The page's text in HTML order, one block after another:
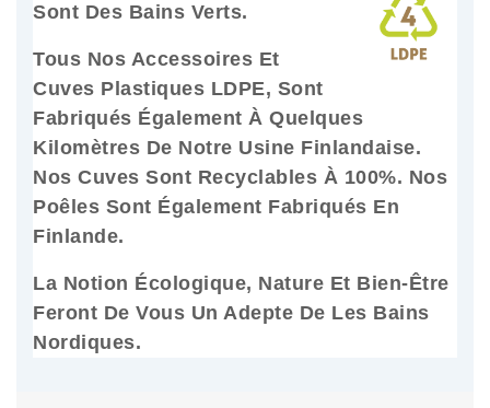
Sont Des Bains Verts.
Tous Nos Accessoires Et
Cuves Plastiques LDPE, Sont
Fabriqués Également À Quelques
Kilomètres De Notre Usine Finlandaise.
Nos Cuves Sont Recyclables À 100%. Nos
Poêles Sont Également Fabriqués En
Finlande.
La Notion Écologique, Nature Et Bien-Être
Feront De Vous Un Adepte De Les Bains
Nordiques.